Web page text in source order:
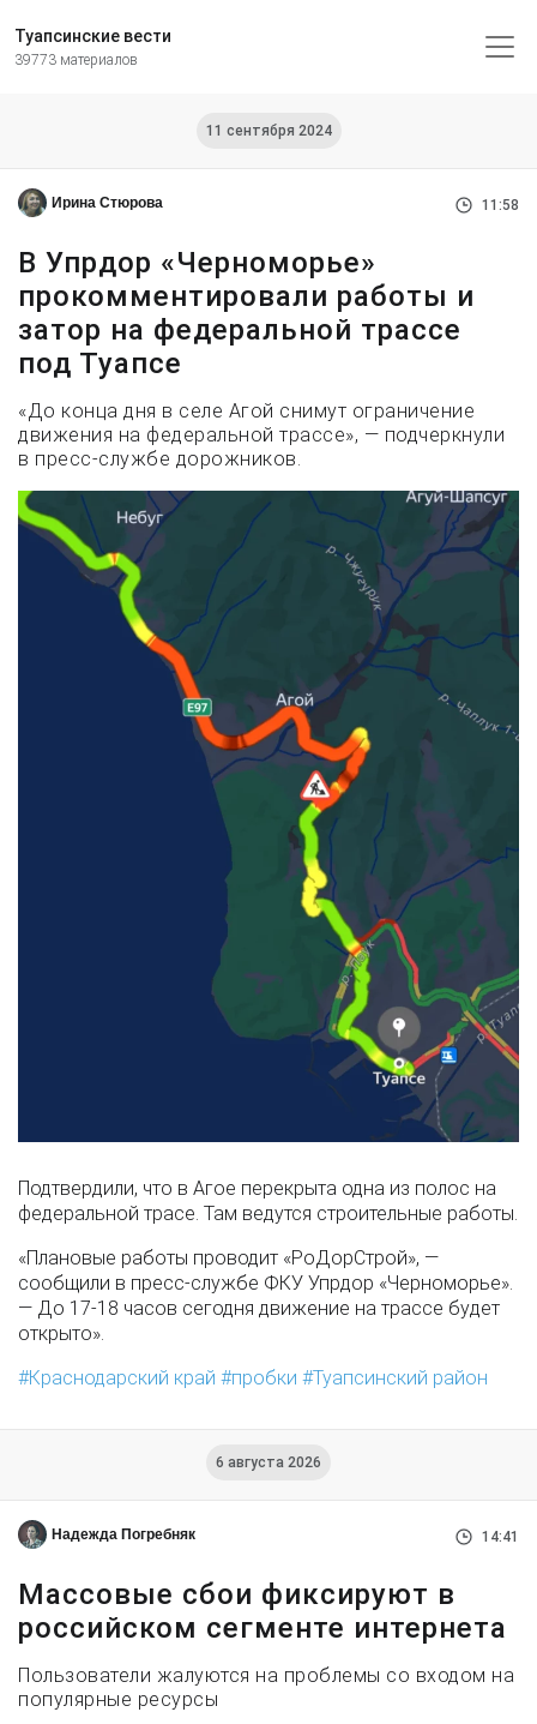
Туапсинские вести
39773 материалов
11 сентября 2024
Ирина Стюрова 11:58
В Упрдор «Черноморье»
прокомментировали работы и
затор на федеральной трассе
под Туапсе
«До конца дня в селе Агой снимут ограничение
движения на федеральной трассе», — подчеркнули
в пресс-службе дорожников.
Подтвердили, что в Агое перекрыта одна из полос на
федеральной трасе. Там ведутся строительные работы.
«Плановые работы проводит «РоДорСтрой», —
сообщили в пресс-службе ФКУ Упрдор «Черноморье».
— До 17-18 часов сегодня движение на трассе будет
открыто».
Краснодарский край
пробки Туапсинский район
6 августа 2026
Надежда Погребняк 14:41
Массовые сбои фиксируют в
российском сегменте интернета
Пользователи жалуются на проблемы со входом на
популярные ресурсы